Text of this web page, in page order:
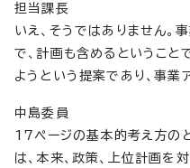
担当課長
いえ、そうではありません。
で、計画も含めるということ
ようという提案であり、事業
中島委員
17ページの基本的考え方の
は、本来、政策、上位計画を